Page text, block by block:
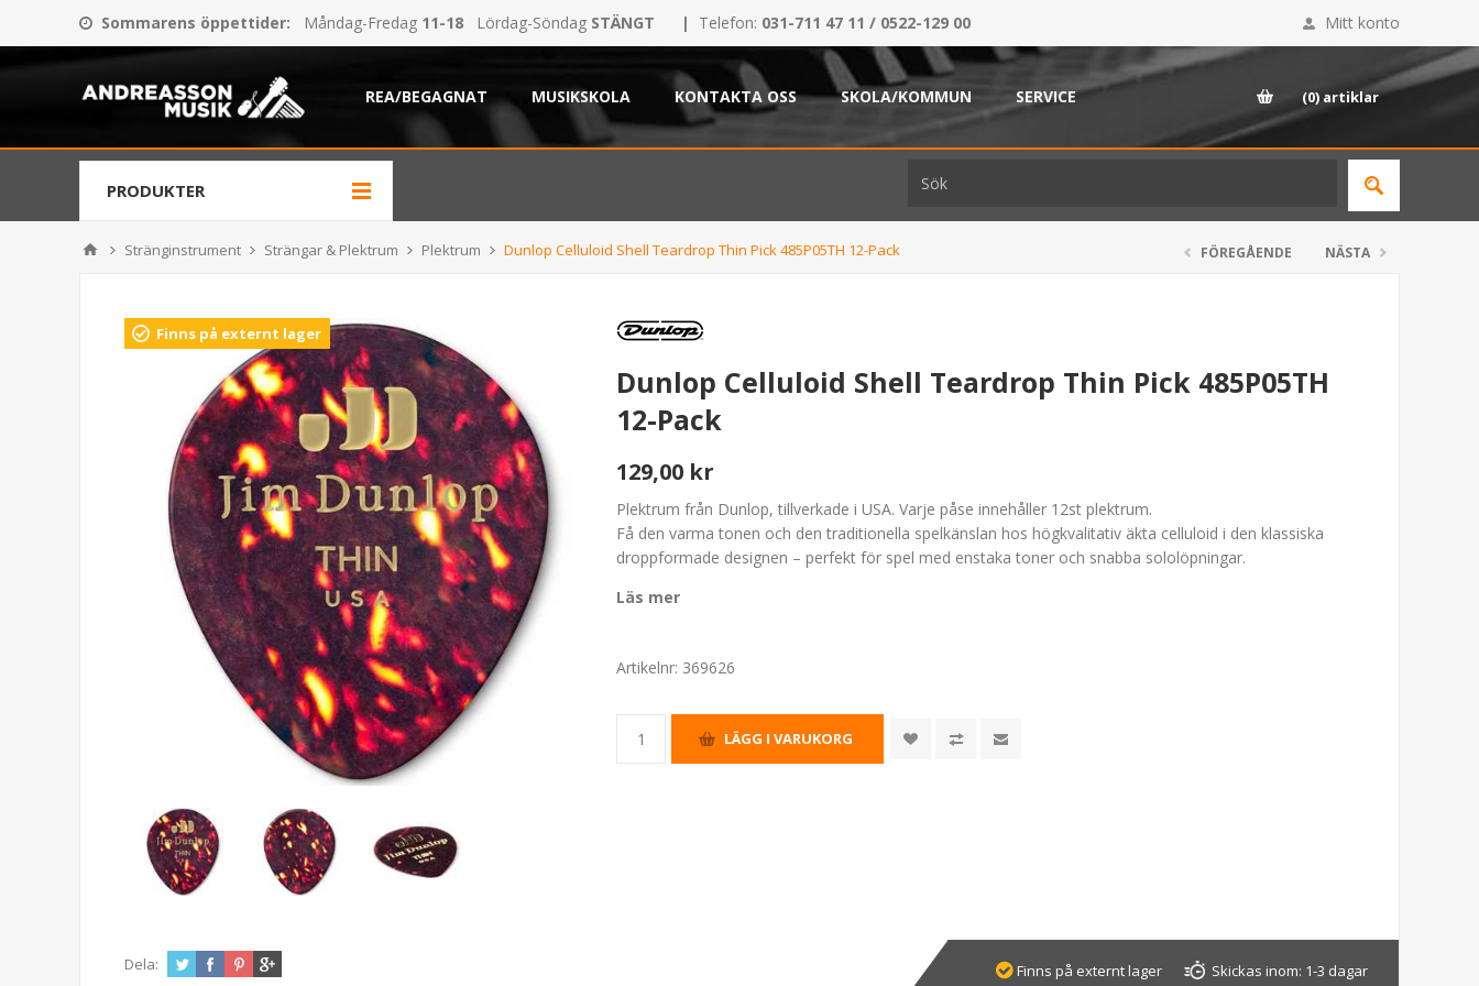
Sommarens öppettider: Måndag-Fredag 11-18 Lördag-Söndag STÄNGT | Telefon: 031-711 47 11 / 0522-129 00 Mitt konto
REA/BEGAGNAT MUSIKSKOLA KONTAKTA OSS SKOLA/KOMMUN SERVICE (0) artiklar
PRODUKTER
Stränginstrument Strängar & Plektrum Plektrum Dunlop Celluloid Shell Teardrop Thin Pick 485P05TH 12-Pack FÖREGÅENDE NÄSTA
Finns på externt lager
Dunlop Celluloid Shell Teardrop Thin Pick 485P05TH
12-Pack
129,00 kr
Plektrum från Dunlop, tillverkade i USA. Varje påse innehåller 12st plektrum.
Få den varma tonen och den traditionella spelkänslan hos högkvalitativ äkta celluloid i den klassiska
droppformade designen – perfekt för spel med enstaka toner och snabba sololöpningar.
Läs mer
Artikelnr: 369626
Dela: Finns på externt lager Skickas inom: 1-3 dagar